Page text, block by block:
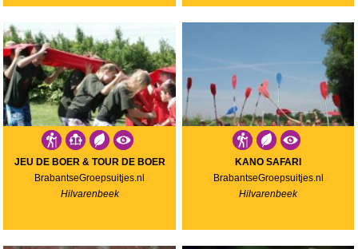
JEU DE BOER & TOUR DE BOER
BrabantseGroepsuitjes.nl
Hilvarenbeek
KANO SAFARI
BrabantseGroepsuitjes.nl
Hilvarenbeek